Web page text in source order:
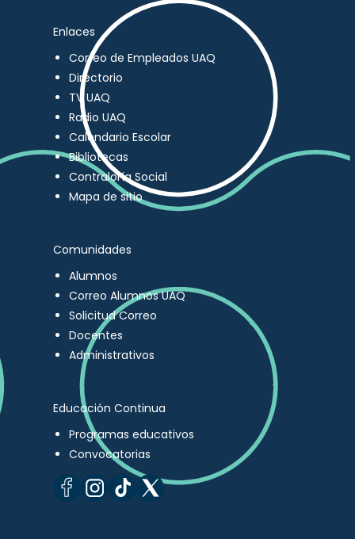
Enlaces
Correo de Empleados UAQ
Directorio
TV UAQ
Radio UAQ
Calendario Escolar
Bibliotecas
Contraloría Social
Mapa de sitio
Comunidades
Alumnos
Correo Alumnos UAQ
Solicitud Correo
Docentes
Administrativos
Educación Continua
Programas educativos
Convocatorias